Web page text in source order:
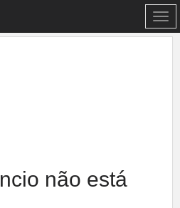
não está